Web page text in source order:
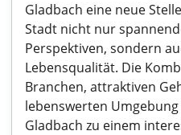
Gladbach eine neue
Stadt nicht nur
Perspektiven, sondern
Lebensqualität. Die
Branchen, attraktiven
lebenswerten
Gladbach zu einem